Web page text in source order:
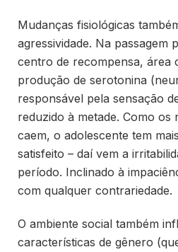
Mudanças fisiológicas
agressividade. Na passagem
centro de recompensa, área
produção de serotonina
responsável pela sensação
reduzido à metade. Como os
caem, o adolescente tem
satisfeito – daí vem a
período. Inclinado à
com qualquer contrariedade.
O ambiente social também
características de gênero